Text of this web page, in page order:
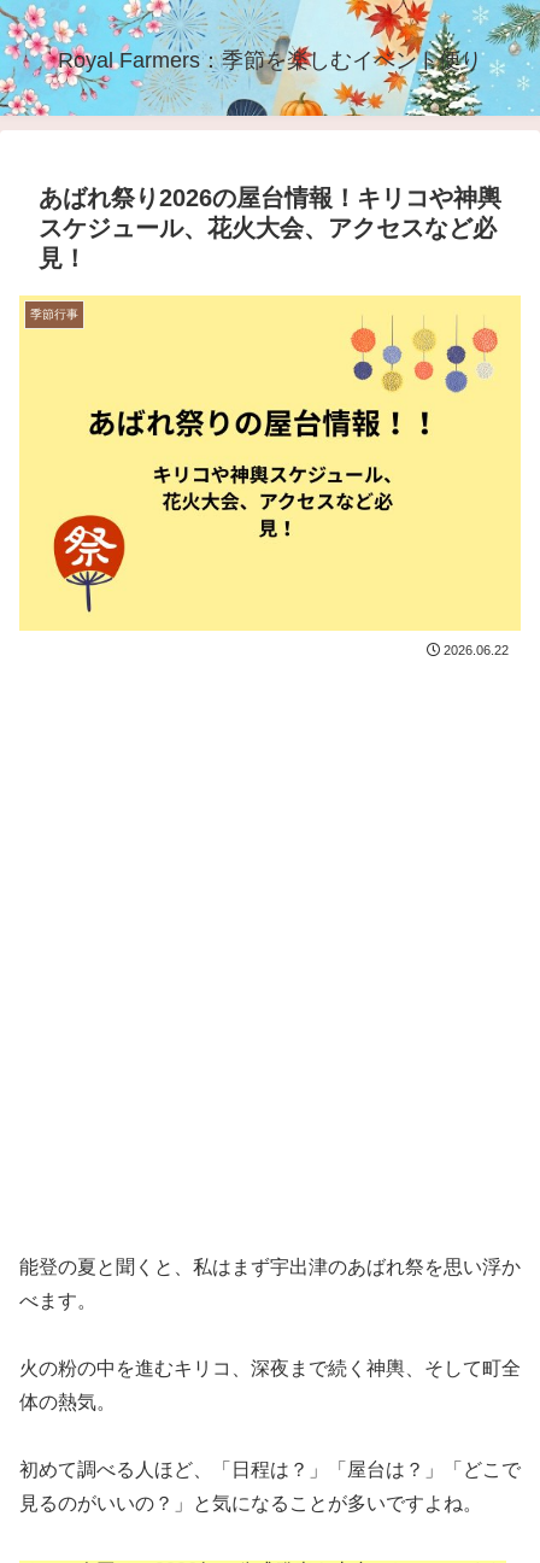
Royal Farmers：季節を楽しむイベント便り
あばれ祭り2026の屋台情報！キリコや神輿
スケジュール、花火大会、アクセスなど必
見！
季節行事
2026.06.22
能登の夏と聞くと、私はまず宇出津のあばれ祭を思い浮か
べます。
火の粉の中を進むキリコ、深夜まで続く神輿、そして町全
体の熱気。
初めて調べる人ほど、「日程は？」「屋台は？」「どこで
見るのがいいの？」と気になることが多いですよね。